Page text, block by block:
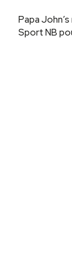
Papa
Sport NB